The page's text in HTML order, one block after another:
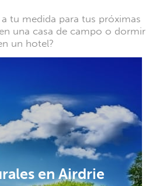
tu medida para tus próximas
una casa de campo o dormir
un hotel?
en Airdrie